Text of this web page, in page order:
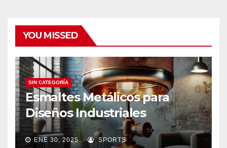
YOU MISSED
SIN CATEGORÍA
Esmaltes Metálicos para
Diseños Industriales
ENE 30, 2025 SPORTS